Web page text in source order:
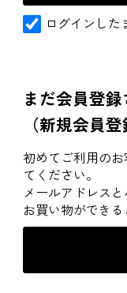
ログインした
まだ会員登
（新規会員登
初めてご利用の
てください。
メールアドレス
お買い物ができる